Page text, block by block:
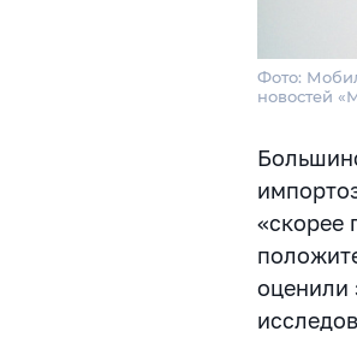
Фото:
новостей
«скорее
оценили